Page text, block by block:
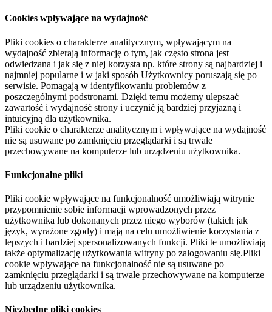
Cookies wpływające na wydajność
Pliki cookies o charakterze analitycznym, wpływającym na
wydajność zbierają informację o tym, jak często strona jest
odwiedzana i jak się z niej korzysta np. które strony są najbardziej i
najmniej popularne i w jaki sposób Użytkownicy poruszają się po
serwisie. Pomagają w identyfikowaniu problemów z
poszczególnymi podstronami. Dzięki temu możemy ulepszać
zawartość i wydajność strony i uczynić ją bardziej przyjazną i
intuicyjną dla użytkownika.
Pliki cookie o charakterze analitycznym i wpływające na wydajność
nie są usuwane po zamknięciu przeglądarki i są trwale
przechowywane na komputerze lub urządzeniu użytkownika.
Funkcjonalne pliki
Pliki cookie wpływające na funkcjonalność umożliwiają witrynie
przypomnienie sobie informacji wprowadzonych przez
użytkownika lub dokonanych przez niego wyborów (takich jak
język, wyrażone zgody) i mają na celu umożliwienie korzystania z
lepszych i bardziej spersonalizowanych funkcji. Pliki te umożliwiają
także optymalizację użytkowania witryny po zalogowaniu się.Pliki
cookie wpływające na funkcjonalność nie są usuwane po
zamknięciu przeglądarki i są trwale przechowywane na komputerze
lub urządzeniu użytkownika.
Niezbędne pliki cookies